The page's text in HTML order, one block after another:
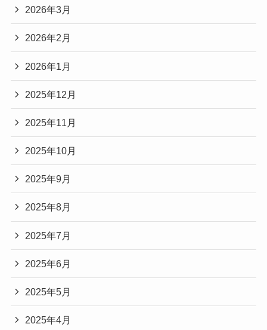
2026年3月
2026年2月
2026年1月
2025年12月
2025年11月
2025年10月
2025年9月
2025年8月
2025年7月
2025年6月
2025年5月
2025年4月